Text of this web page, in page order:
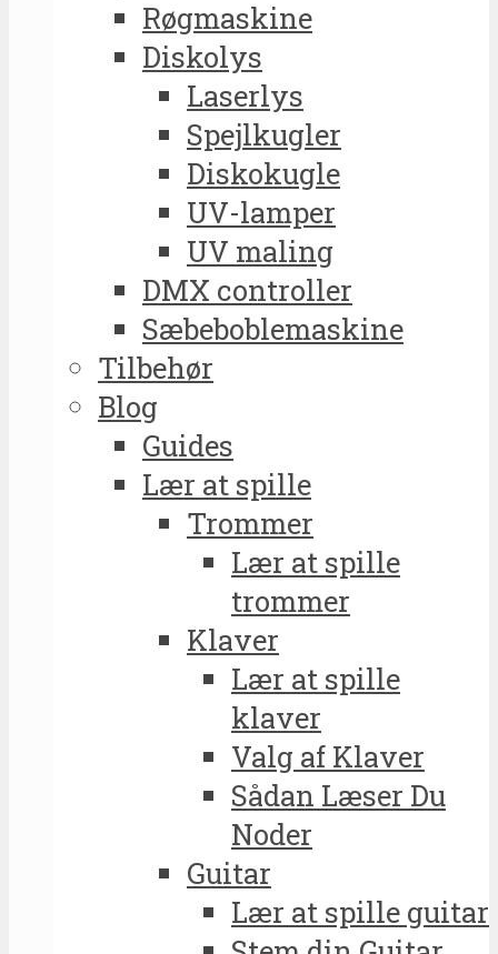
Røgmaskine
Diskolys
Laserlys
Spejlkugler
Diskokugle
UV-lamper
UV maling
DMX controller
Sæbeboblemaskine
Tilbehør
Blog
Guides
Lær at spille
Trommer
Lær at spille
trommer
Klaver
Lær at spille
klaver
Valg af Klaver
Sådan Læser Du
Noder
Guitar
Lær at spille guitar